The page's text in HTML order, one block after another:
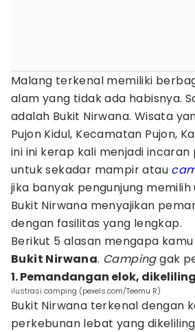
Malang terkenal memiliki
alam yang tidak ada habisnya.
adalah Bukit Nirwana. Wisata
Pujon Kidul, Kecamatan Pujon,
ini ini kerap kali menjadi
untuk sekadar mampir atau
jika banyak pengunjung
Bukit Nirwana menyajikan
dengan fasilitas yang lengkap.
Berikut 5 alasan mengapa
Bukit Nirwana. Campinggak
1. Pemandangan elok,
ilustrasi camping (pexels.com/Teemu R)
Bukit Nirwana terkenal dengan
perkebunan lebat yang